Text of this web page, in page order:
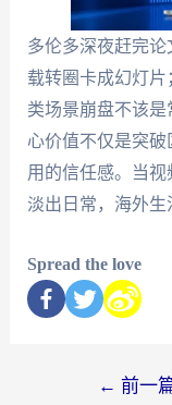
多伦多深夜赶完
载转圈卡成幻灯
类场景崩盘不该
心价值不仅是突
用的信任感。当
淡出日常，海外生
Spread the love
← 前一